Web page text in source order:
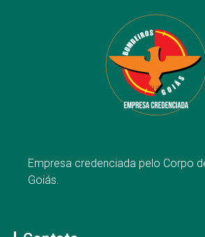
Empresa credenciada pelo Corpo
Goiás.